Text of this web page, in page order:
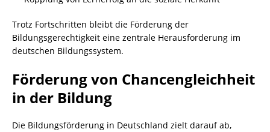
Trotz Fortschritten bleibt die Förderung der
Bildungsgerechtigkeit eine zentrale Herausforderung im
deutschen Bildungssystem.
Förderung von Chancengleichheit
in der Bildung
Die Bildungsförderung in Deutschland zielt darauf ab,